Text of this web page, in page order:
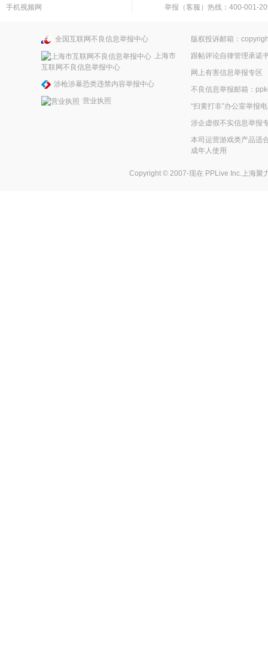
手机视频网
举报（客服）热线：400-001-
全国互联网不良信息举报中心
上海市
互联网不良信息举报中心
涉枪涉暴恐类违禁内容举报中心
营业执照
版权投诉邮箱：
跟帖评论自律管理承诺
网上有害信息举报专区
不良信息举报邮箱：
“扫黄打非”办公室举报
涉企虚假不实信息举报
本司运营游戏类产品适
成年人使用
Copyright © 2007-现在 PPLive Inc.上海聚